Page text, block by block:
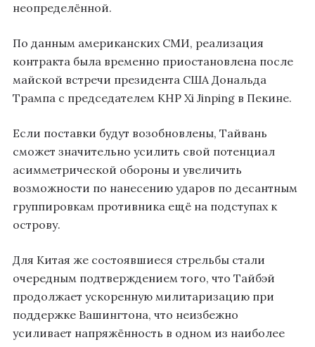
неопределённой.
По данным американских СМИ, реализация
контракта была временно приостановлена после
майской встречи президента США Дональда
Трампа с председателем КНР Xi Jinping в Пекине.
Если поставки будут возобновлены, Тайвань
сможет значительно усилить свой потенциал
асимметрической обороны и увеличить
возможности по нанесению ударов по десантным
группировкам противника ещё на подступах к
острову.
Для Китая же состоявшиеся стрельбы стали
очередным подтверждением того, что Тайбэй
продолжает ускоренную милитаризацию при
поддержке Вашингтона, что неизбежно
усиливает напряжённость в одном из наиболее